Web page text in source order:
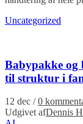
Uncategorized
Babypakke og
til struktur i
12 dec / 0
Udgivet afDennis